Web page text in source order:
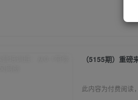
此内容为付费阅读